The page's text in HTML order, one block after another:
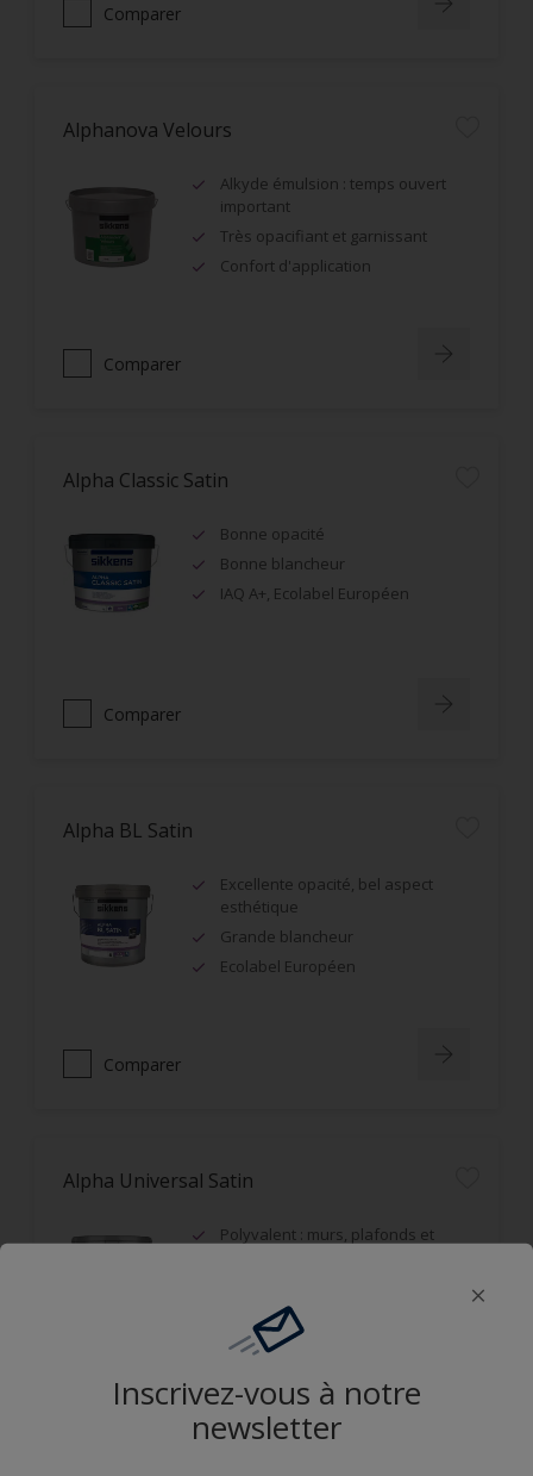
Comparer
Alphanova Velours
Alkyde émulsion : temps ouvert
important
Très opacifiant et garnissant
Confort d'application
Comparer
Alpha Classic Satin
Bonne opacité
Bonne blancheur
IAQ A+, Ecolabel Européen
Comparer
Alpha BL Satin
Excellente opacité, bel aspect
esthétique
Grande blancheur
Ecolabel Européen
Comparer
Alpha Universal Satin
Polyvalent : murs, plafonds et
Applicable mouillé sur mouillé
Inscrivez-vous à notre
newsletter